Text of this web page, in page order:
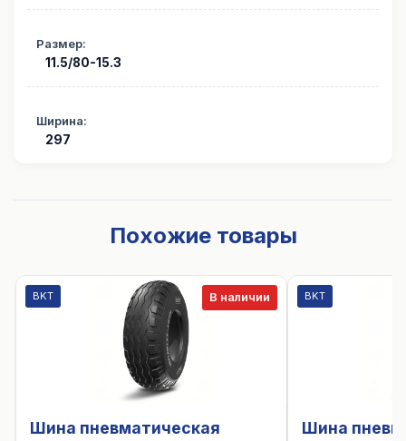
Размер:
11.5/80-15.3
Ширина:
297
Похожие товары
В наличии
BKT
Шина пневматическая
BKT
Шина